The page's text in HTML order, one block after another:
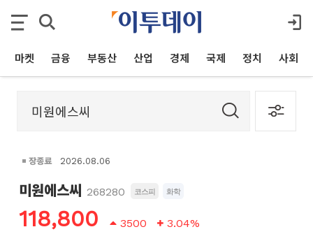
마켓 금융 부동산 산업 경제 국제 정치 사회
장종료 2026.08.06
미원에스씨 268280 코스피 화학
118,800 3500 3.04%